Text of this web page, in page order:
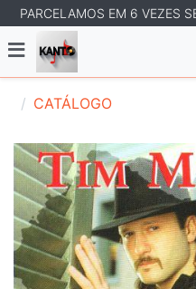
PARCELAMOS EM 6 VEZES
CATÁLOGO